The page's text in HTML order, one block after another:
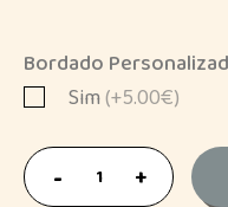
Bordado
Sim(+5.00€)